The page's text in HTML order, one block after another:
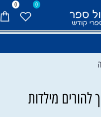
0 0
מילדות